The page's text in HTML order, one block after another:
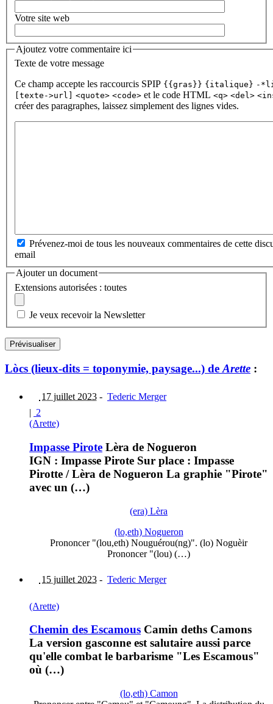
Votre site web
Ajoutez votre commentaire ici
Texte de votre message
Ce champ accepte les raccourcis SPIP {{gras}} {italique} -
[texte->url]
<quote> <code> et le code HTML <q> <del>
créer des paragraphes, laissez simplement des lignes vides.
Prévenez-moi de tous les nouveaux commentaires de cette
email
Ajouter un document
Extensions autorisées : toutes
Je veux recevoir la Newsletter
Lòcs (lieux-dits = toponymie, paysage...) de Arette :
17 juillet 2023 - Tederic Merger
| 2
(Arette)
Impasse Pirote Lèra de Nogueron
IGN : Impasse Pirote Sur place : Impasse
Pirotte / Lèra de Nogueron La graphie "Pirote"
avec un (…)
(era) Lèra
(lo,eth) Nogueron
Prononcer "(lou,eth) Nouguérou(ng)". (lo) Noguèir
Prononcer "(lou) (…)
15 juillet 2023 - Tederic Merger
(Arette)
Chemin des Escamous Camin deths Camons
La version gasconne est salutaire aussi parce
qu'elle combat le barbarisme "Les Escamous"
où (…)
(lo,eth) Camon